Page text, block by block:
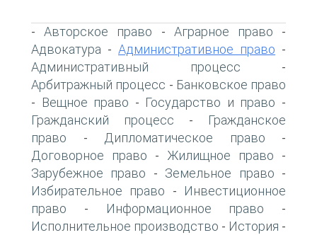
-Авторское право - Аграрное право -
Адвокатура - Административное право -
Административный процесс -
Арбитражный процесс - Банковское право
- Вещное право - Государство и право -
Гражданский процесс -
Гражданское
право - Дипломатическое право -
Договорное право - Жилищное право -
Зарубежное право - Земельное право -
Избирательное право -
Инвестиционное
право - Информационное право -
Исполнительное производство - История -